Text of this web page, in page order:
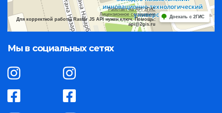
Работает на API 2ГИС
Лицензионное соглашение
Для корректной работы Raster JS API нужен ключ. Помощь:
api@2gis.ru
Доехать с 2ГИС
Мы в социальных сетях